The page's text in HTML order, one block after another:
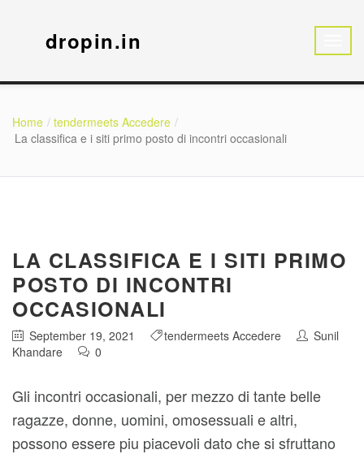
dropin.in
Home
tendermeets Accedere
La classifica e i siti primo posto di incontri occasionali
LA CLASSIFICA E I SITI PRIMO
POSTO DI INCONTRI
OCCASIONALI
September 19, 2021 tendermeets Accedere
Sunil
Khandare
0
Gli incontri occasionali, per mezzo di tante belle
ragazze, donne, uomini, omosessuali e altri,
possono essere piu piacevoli dato che si sfruttano